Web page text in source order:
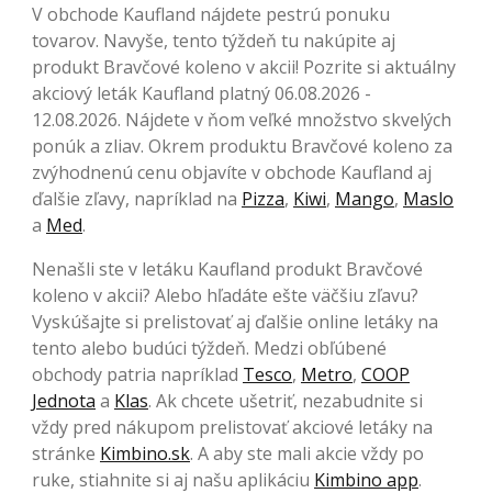
V obchode Kaufland nájdete pestrú ponuku
tovarov. Navyše, tento týždeň tu nakúpite aj
produkt Bravčové koleno v akcii! Pozrite si aktuálny
akciový leták Kaufland platný 06.08.2026 -
12.08.2026. Nájdete v ňom veľké množstvo skvelých
ponúk a zliav. Okrem produktu Bravčové koleno za
zvýhodnenú cenu objavíte v obchode Kaufland aj
ďalšie zľavy, napríklad na Pizza, Kiwi, Mango, Maslo
a Med.
Nenašli ste v letáku Kaufland produkt Bravčové
koleno v akcii? Alebo hľadáte ešte väčšiu zľavu?
Vyskúšajte si prelistovať aj ďalšie online letáky na
tento alebo budúci týždeň. Medzi obľúbené
obchody patria napríklad Tesco, Metro, COOP
Jednota a Klas. Ak chcete ušetriť, nezabudnite si
vždy pred nákupom prelistovať akciové letáky na
stránke Kimbino.sk. A aby ste mali akcie vždy po
ruke, stiahnite si aj našu aplikáciu Kimbino app.